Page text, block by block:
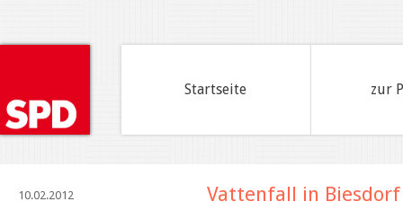
Startseite zur
10.02.2012 Vattenfall in Biesdorf